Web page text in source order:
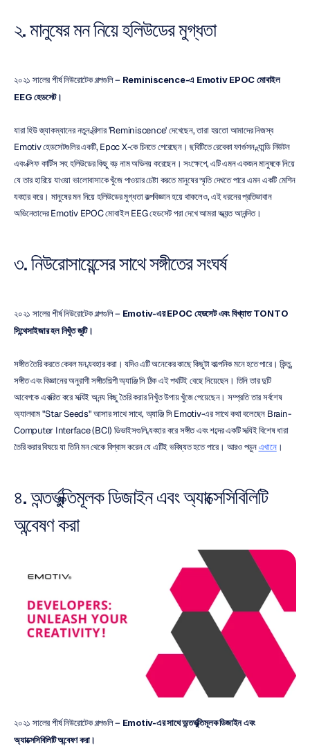
২. মানুষের মন নিয়ে হলিউডের মুগ্ধতা
২০২১ সালের শীর্ষ নিউরোটেক গল্পগুলি – Reminiscence-এ Emotiv EPOC মোবাইল
EEG হেডসেট।
যারা হিউ জ্যাকম্যানের নতুন থ্রিলার 'Reminiscence' দেখেছেন, তারা হয়তো আমাদের নিজস্ব
Emotiv হেডসেটগুলির একটি, Epoc X-কে চিনতে পেরেছেন। ছবিটিতে রেবেকা ফার্গুসন, থ্যান্ডি নিউটন
এবং ক্লিফ কার্টিস সহ হলিউডের কিছু বড় নাম অভিনয় করেছেন। সংক্ষেপে, এটি এমন একজন মানুষকে নিয়ে
যে তার হারিয়ে যাওয়া ভালোবাসাকে খুঁজে পাওয়ার চেষ্টা করতে মানুষের স্মৃতি দেখতে পারে এমন একটি মেশিন
ব্যবহার করে। মানুষের মন নিয়ে হলিউডের মুগ্ধতা কল্পবিজ্ঞান হয়ে থাকলেও, এই ধরনের প্রতিভাবান
অভিনেতাদের Emotiv EPOC মোবাইল EEG হেডসেট পরা দেখে আমরা অত্যন্ত আনন্দিত।
৩. নিউরোসায়েন্সের সাথে সঙ্গীতের সংঘর্ষ
২০২১ সালের শীর্ষ নিউরোটেক গল্পগুলি – Emotiv-এর EPOC হেডসেট এবং বিখ্যাত TONTO
সিন্থেসাইজার হল নিখুঁত জুটি।
সঙ্গীত তৈরি করতে কেবল মন ব্যবহার করা। যদিও এটি অনেকের কাছে কিছুটা কাল্পনিক মনে হতে পারে। কিন্তু,
সঙ্গীত এবং বিজ্ঞানের অনুরাগী সঙ্গীতশিল্পী অ্যাঞ্জি সি ঠিক এই পথটিই বেছে নিয়েছেন। তিনি তার দুটি
আবেগকে একত্রিত করে সত্যিই অনন্য কিছু তৈরি করার নিখুঁত উপায় খুঁজে পেয়েছেন। সম্প্রতি তার সর্বশেষ
অ্যালবাম "Star Seeds" আসার সাথে সাথে, অ্যাঞ্জি সি Emotiv-এর সাথে কথা বলেছেন Brain-
Computer Interface (BCI) ডিভাইসগুলি ব্যবহার করে সঙ্গীত এবং শব্দের একটি সত্যিই বিশেষ ধারা
তৈরি করার বিষয়ে যা তিনি মন থেকে বিশ্বাস করেন যে এটিই ভবিষ্যত হতে পারে। আরও পড়ুন এখানে।
৪. অন্তর্ভুক্তিমূলক ডিজাইন এবং অ্যাক্সেসিবিলিটি
অন্বেষণ করা
২০২১ সালের শীর্ষ নিউরোটেক গল্পগুলি – Emotiv-এর সাথে অন্তর্ভুক্তিমূলক ডিজাইন এবং
অ্যাক্সেসিবিলিটি অন্বেষণ করা।